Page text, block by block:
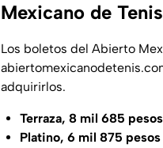
Mexicano de
Los boletos del Abierto
adquirirlos.
Terraza, 8 mil 685
Platino, 6 mil 875